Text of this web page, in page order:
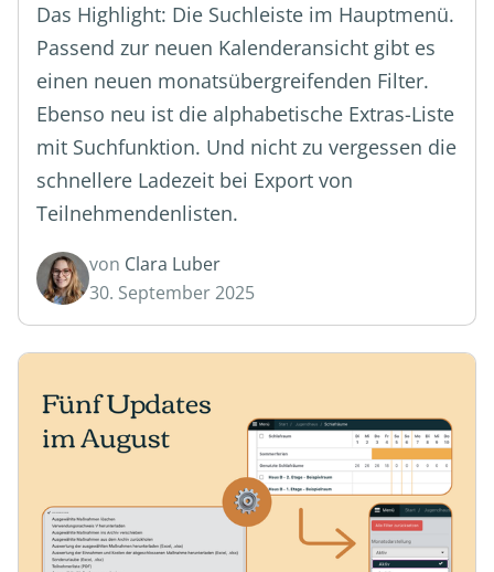
Das Highlight: Die Suchleiste im Hauptmenü.
Passend zur neuen Kalenderansicht gibt es
einen neuen monatsübergreifenden Filter.
Ebenso neu ist die alphabetische Extras-Liste
mit Suchfunktion. Und nicht zu vergessen die
schnellere Ladezeit bei Export von
Teilnehmendenlisten.
von Clara Luber
30. September 2025